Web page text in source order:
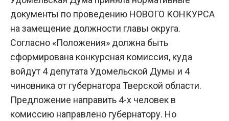
документы по проведению НОВОГО КОНКУРСА
на замещение должности главы округа.
Согласно «Положения» должна быть
сформирована конкурсная комиссия, куда
войдут 4 депутата Удомельской Думы и 4
чиновника от губернатора Тверской области.
Предложение направить 4-х человек в
комиссию направлено губернатору. Но